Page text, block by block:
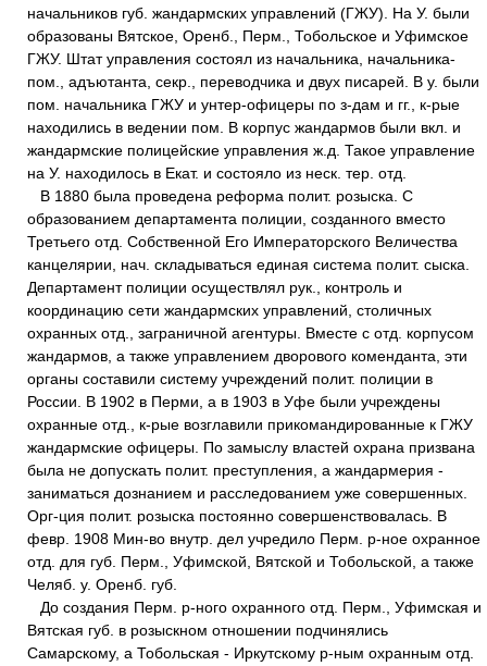
начальников губ. жандармских управлений (ГЖУ). На У. были
образованы Вятское, Оренб., Перм., Тобольское и Уфимское
ГЖУ. Штат управления состоял из начальника, начальника-
пом., адъютанта, секр., переводчика и двух писарей. В у. были
пом. начальника ГЖУ и унтер-офицеры по з-дам и гг., к-рые
находились в ведении пом. В корпус жандармов были вкл. и
жандармские полицейские управления ж.д. Такое управление
на У. находилось в Екат. и состояло из неск. тер. отд.
В 1880 была проведена реформа полит. розыска. С
образованием департамента полиции, созданного вместо
Третьего отд. Собственной Его Императорского Величества
канцелярии, нач. складываться единая система полит. сыска.
Департамент полиции осуществлял рук., контроль и
координацию сети жандармских управлений, столичных
охранных отд., заграничной агентуры. Вместе с отд. корпусом
жандармов, а также управлением дворового коменданта, эти
органы составили систему учреждений полит. полиции в
России. В 1902 в Перми, а в 1903 в Уфе были учреждены
охранные отд., к-рые возглавили прикомандированные к ГЖУ
жандармские офицеры. По замыслу властей охрана призвана
была не допускать полит. преступления, а жандармерия -
заниматься дознанием и расследованием уже совершенных.
Орг-ция полит. розыска постоянно совершенствовалась. В
февр. 1908 Мин-во внутр. дел учредило Перм. р-ное охранное
отд. для губ. Перм., Уфимской, Вятской и Тобольской, а также
Челяб. у. Оренб. губ.
До создания Перм. р-ного охранного отд. Перм., Уфимская и
Вятская губ. в розыскном отношении подчинялись
Самарскому, а Тобольская - Иркутскому р-ным охранным отд.